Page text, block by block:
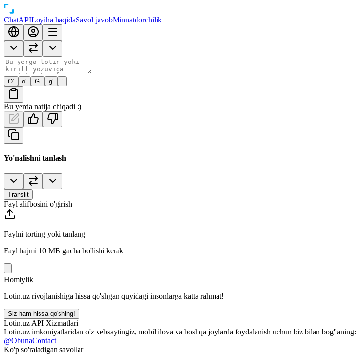
ChatAPILoyiha haqidaSavol-javobMinnatdorchilik
O‘ o‘ G‘ g‘ ’
Bu yerda natija chiqadi :)
Yo'nalishni tanlash
Translit
Fayl alifbosini o'girish
Faylni torting yoki tanlang
Fayl hajmi 10 MB gacha bo'lishi kerak
Homiylik
Lotin.uz rivojlanishiga hissa qo'shgan quyidagi insonlarga katta rahmat!
Siz ham hissa qo'shing!
Lotin.uz API Xizmatlari
Lotin.uz imkoniyatlaridan o'z vebsaytingiz, mobil ilova va boshqa joylarda foydalanish uchun biz bilan bog'laning:
@ObunaContact
Ko'p so'raladigan savollar